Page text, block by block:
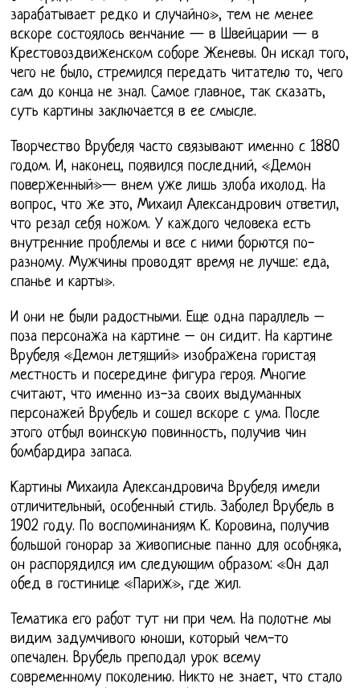
зарабатывает редко и случайно», тем не менее
вскоре состоялось венчание — в Швейцарии — в
Крестовоздвиженском соборе Женевы. Он искал того,
чего не было, стремился передать читателю то, чего
сам до конца не знал. Самое главное, так сказать,
суть картины заключается в ее смысле.
Творчество Врубеля часто связывают именно с 1880
годом. И, наконец, появился последний, «Демон
поверженный»— внем уже лишь злоба ихолод. На
вопрос, что же это, Михаил Александрович ответил,
что резал себя ножом. У каждого человека есть
внутренние проблемы и все с ними борются по-
разному. Мужчины проводят время не лучше: еда,
спанье и карты».
И они не были радостными. Еще одна параллель –
поза персонажа на картине – он сидит. На картине
Врубеля «Демон летящий» изображена гористая
местность и посередине фигура героя. Многие
считают, что именно из-за своих выдуманных
персонажей Врубель и сошел вскоре с ума. После
этого отбыл воинскую повинность, получив чин
бомбардира запаса.
Картины Михаила Александровича Врубеля имели
отличительный, особенный стиль. Заболел Врубель в
1902 году. По воспоминаниям К. Коровина, получив
большой гонорар за живописные панно для особняка,
он распорядился им следующим образом: «Он дал
обед в гостинице «Париж», где жил.
Тематика его работ тут ни при чем. На полотне мы
видим задумчивого юноши, который чем-то
опечален. Врубель преподал урок всему
современному поколению. Никто не знает, что стало